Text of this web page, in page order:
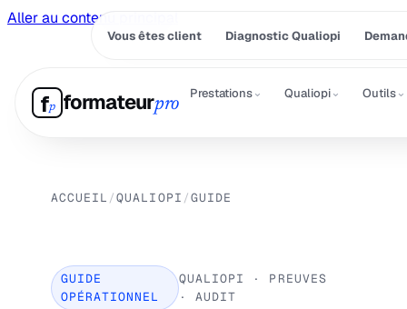
Aller au contenu principal
Vous êtes client Diagnostic Qualiopi
fp formateurpro
Prestations⌄ Qualiopi⌄ Outils⌄
ACCUEIL /QUALIOPI /GUIDE
GUIDE
OPÉRATIONNEL
QUALIOPI · PREUVES
· AUDIT